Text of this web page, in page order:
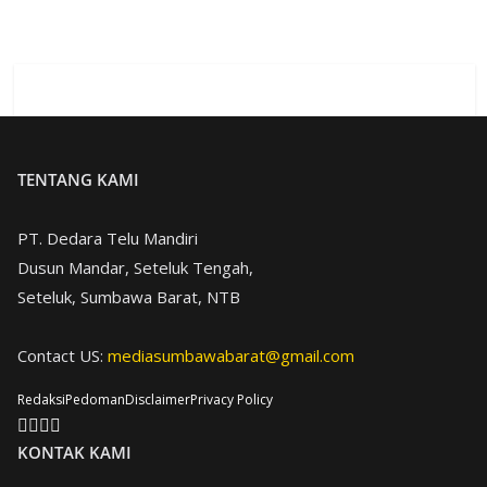
TENTANG KAMI
PT. Dedara Telu Mandiri
Dusun Mandar, Seteluk Tengah,
Seteluk, Sumbawa Barat, NTB
Contact US: mediasumbawabarat@gmail.com
RedaksiPedomanDisclaimerPrivacy Policy
KONTAK KAMI